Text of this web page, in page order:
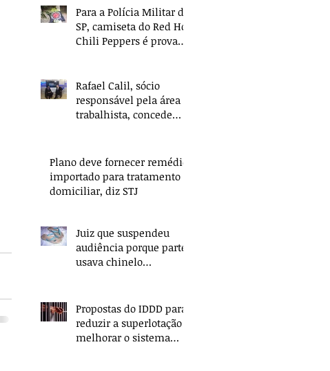
Para a Polícia Militar de
SP, camiseta do Red Hot
Chili Peppers é prova
Rafael Calil, sócio
responsável pela área
trabalhista, concede
Plano deve fornecer remédio
importado para tratamento
domiciliar, diz STJ
Juiz que suspendeu
audiência porque parte
usava chinelo
Propostas do IDDD para
reduzir a superlotação e
melhorar o sistema